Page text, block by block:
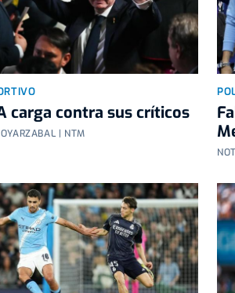
carga contra sus críticos
| NTM